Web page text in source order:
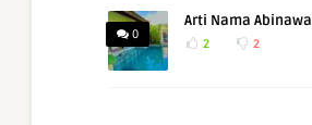
0
Arti Nama Abinawa
2 2